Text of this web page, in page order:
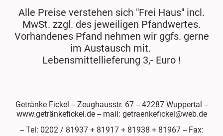
Alle Preise verstehen sich "Frei Haus" incl.
MwSt. zzgl. des jeweiligen Pfandwertes.
Vorhandenes Pfand nehmen wir ggfs. gerne
im Austausch mit.
Lebensmittellieferung 3,- Euro !
Getränke Fickel -- Zeughausstr. 67 -- 42287 Wuppertal --
www.getränkefickel.de -- mail: getraenkefickel@web.de
-- Tel: 0202 / 81937 + 81917 + 81938 + 81967 -- Fax: